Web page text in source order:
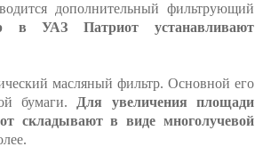
дополнительный фильтрующий
в УАЗ Патриот устанавливают
масляный фильтр. Основной его
бумаги. Для увеличения площади
складывают в виде многолучевой